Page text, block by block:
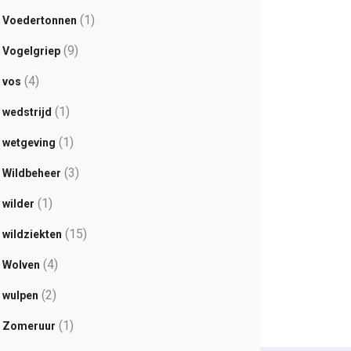
Voedertonnen (1)
Vogelgriep(9)
vos (4)
wedstrijd (1)
wetgeving (1)
Wildbeheer (3)
wilder (1)
wildziekten (15)
Wolven (4)
wulpen (2)
Zomeruur (1)